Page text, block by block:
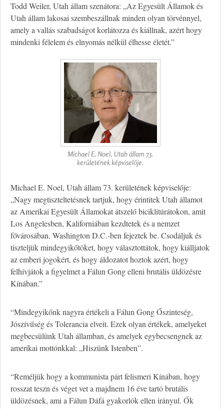
Todd Weiler, Utah állam szenátora: „Az Egyesült Államok és
Utah állam lakosai szembeszállnak minden olyan törvénnyel,
amely a vallás szabadságot korlátozza és kiállnak, azért hogy
mindenki félelem és elnyomás nélkül élhesse életét.”
Michael E. Noel, Utah állam 73.
kerületének képviselője.
Michael E. Noel, Utah állam 73. kerületének képviselője:
„Nagy megtiszteltetésnek tartjuk, hogy érintitek Utah államot
az Amerikai Egyesült Államokat átszelő biciklitúrátokon, amit
Los Angelesben, Kaliforniában kezdtetek és a nemzet
fővárosában, Washington D.C.-ben fejeztek be. Csodáljuk és
tiszteljük mindegyikőtöket, hogy választottátok, hogy kiálljatok
az emberi jogokért, és hogy áldozatot hoztok azért, hogy
felhívjátok a figyelmet a Fálun Gong elleni brutális üldözésre
Kínában.”
“Mindegyikőnk nagyra értékeli a Fálun Gong Őszinteség,
Jószívűség és Tolerancia elveit. Ezek olyan értékek, amelyeket
megbecsülünk Utah államban, és amelyek egybecsengnek az
amerikai mottónkkal: „Hiszünk Istenben”.
“Reméljük hogy a kommunista párt felismeri Kínában, hogy
rosszat teszn és véget vet a majdnem 16 éve tartó brutális
üldözésnek, ami a Fálun Dáfá gyakorlók ellen irányul. Ők